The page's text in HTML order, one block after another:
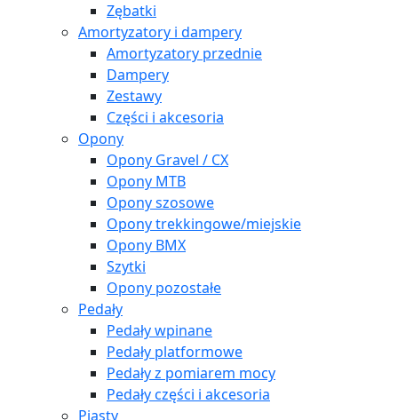
Zębatki
Amortyzatory i dampery
Amortyzatory przednie
Dampery
Zestawy
Części i akcesoria
Opony
Opony Gravel / CX
Opony MTB
Opony szosowe
Opony trekkingowe/miejskie
Opony BMX
Szytki
Opony pozostałe
Pedały
Pedały wpinane
Pedały platformowe
Pedały z pomiarem mocy
Pedały części i akcesoria
Piasty